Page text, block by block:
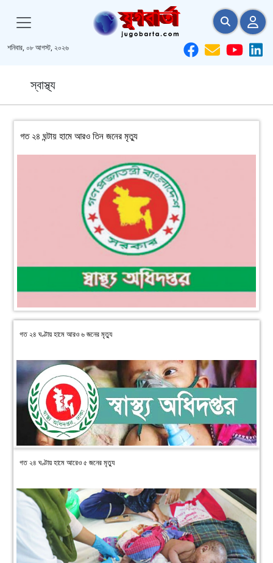
শনিবার, ০৮ আগস্ট, ২০২৬
স্বাস্থ্য
গত ২৪ ঘন্টায় হামে আরও তিন জনের মৃত্যু
গত ২৪ ঘণ্টায় হামে আরও ৬ জনের মৃত্যু
গত ২৪ ঘণ্টায় হামে আরেও ৫ জনের মৃত্যু